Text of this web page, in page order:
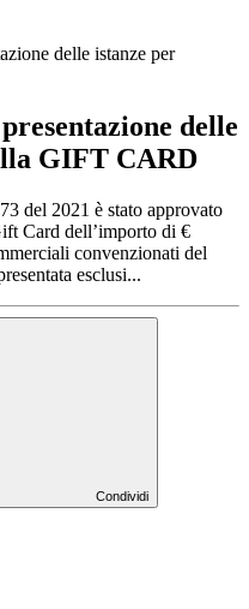
delle istanze per
delle
GIFT CARD
del 2021 è stato approvato
Card dell’importo di €
convenzionati del
esclusi...
Condividi